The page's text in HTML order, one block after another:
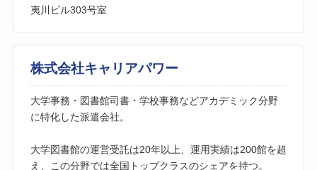
夷川ビル303号室
株式会社キャリアパワー
大学事務・図書館司書・学校事務などアカデミック分野
に特化した派遣会社。
大学図書館の運営受託は20年以上、運用実績は200館を超
え、この分野では全国トップクラスのシェアを持つ。